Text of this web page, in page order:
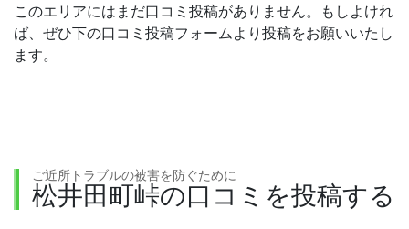
このエリアにはまだ口コミ投稿がありません。もしよけれ
ば、ぜひ下の口コミ投稿フォームより投稿をお願いいたし
ます。
ご近所トラブルの被害を防ぐために
松井田町峠の口コミを投稿する